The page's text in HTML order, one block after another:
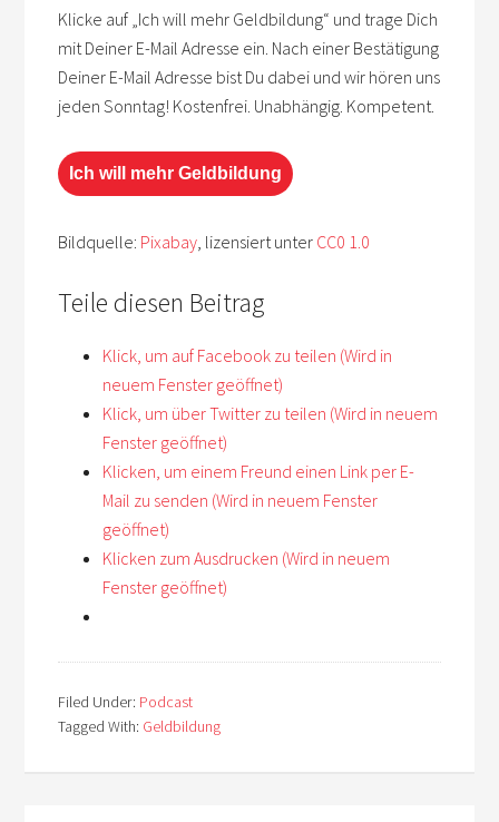
Klicke auf „Ich will mehr Geldbildung“ und trage Dich
mit Deiner E-Mail Adresse ein. Nach einer Bestätigung
Deiner E-Mail Adresse bist Du dabei und wir hören uns
jeden Sonntag! Kostenfrei. Unabhängig. Kompetent.
Ich will mehr Geldbildung
Bildquelle: Pixabay , lizensiert unter CC0 1.0
Teile diesen Beitrag
Klick, um auf Facebook zu teilen (Wird in
neuem Fenster geöffnet)
Klick, um über Twitter zu teilen (Wird in neuem
Fenster geöffnet)
Klicken, um einem Freund einen Link per E-
Mail zu senden (Wird in neuem Fenster
geöffnet)
Klicken zum Ausdrucken (Wird in neuem
Fenster geöffnet)
Filed Under: Podcast
Tagged With: Geldbildung